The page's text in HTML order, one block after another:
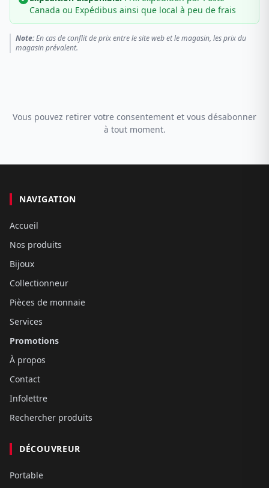
Canada ou Expédibus ainsi que local à peu de frais
Note:En cas de conflit de prix entre le site web et le magasin, les prix du
magasin prévalent.
Vous pouvez retirer votre consentement et vous désabonner
à tout moment.
NAVIGATION
Accueil
Nos produits
Bijoux
Collectionneur
Pièces de monnaie
Services
Promotions
À propos
Contact
Infolettre
Rechercher produits
DÉCOUVREUR
Portable